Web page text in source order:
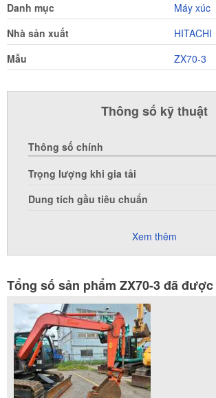
Danh mục
Máy xúc
Nhà sản xuất
HITACHI
Mẫu
ZX70-3
Thông số kỹ thuật
Thông số chính
Trọng lượng khi gia tải
Dung tích gầu tiêu chuẩn
Xem thêm
Tổng số sản phẩm ZX70-3 đã